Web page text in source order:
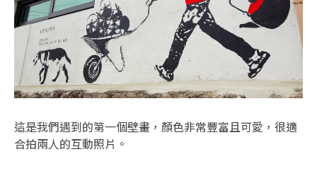
這是我們遇到的第一個壁畫，顏色非常豐富且可愛，很適
合拍兩人的互動照片。